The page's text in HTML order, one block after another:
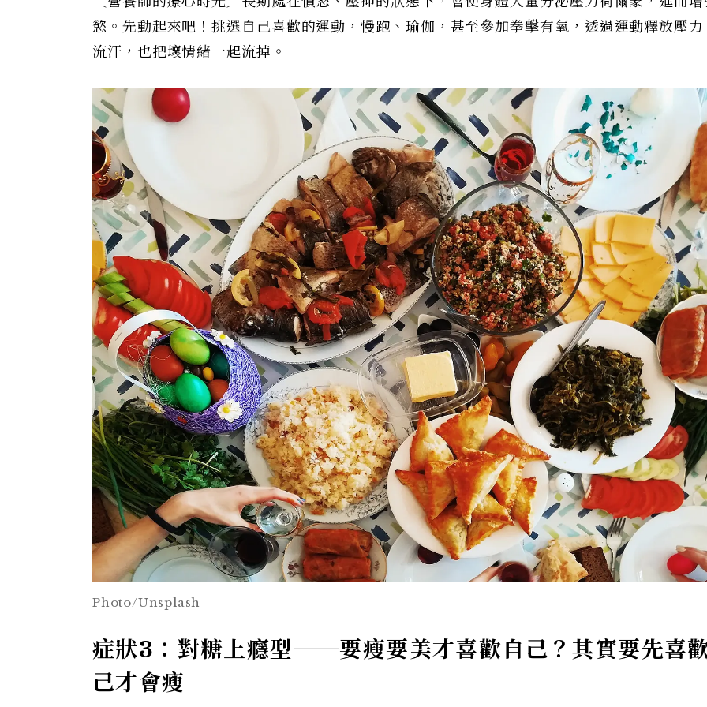
慾。先動起來吧！挑選自己喜歡的運動，慢跑、瑜伽，甚至參加拳擊有氧，透過運動釋放壓
流汗，也把壞情緒一起流掉。
Photo/Unsplash
症狀3：對糖上癮型──要瘦要美才喜歡自己？其實要先喜
己才會瘦